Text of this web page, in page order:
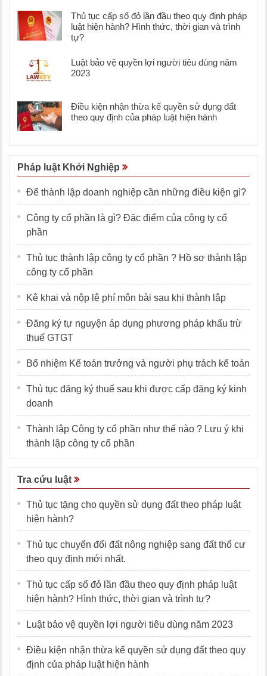
Thủ tục cấp sổ đỏ lần đầu theo quy định pháp
luật hiện hành? Hình thức, thời gian và trình
tự?
Luật bảo vệ quyền lợi người tiêu dùng năm
2023
Điều kiện nhận thừa kế quyền sử dụng đất
theo quy định của pháp luật hiện hành
Pháp luật Khởi Nghiệp
Để thành lập doanh nghiệp cần những điều kiện gì?
Công ty cổ phần là gì? Đặc điểm của công ty cổ
phần
Thủ tục thành lập công ty cổ phần ? Hồ sơ thành lập
công ty cổ phần
Kê khai và nộp lệ phí môn bài sau khi thành lập
Đăng ký tự nguyện áp dụng phương pháp khấu trừ
thuế GTGT
Bổ nhiệm Kế toán trưởng và người phụ trách kế toán
Thủ tục đăng ký thuế sau khi được cấp đăng ký kinh
doanh
Thành lập Công ty cổ phần như thế nào ? Lưu ý khi
thành lập công ty cổ phần
Tra cứu luật
Thủ tục tặng cho quyền sử dụng đất theo pháp luật
hiện hành?
Thủ tục chuyển đổi đất nông nghiệp sang đất thổ cư
theo quy định mới nhất.
Thủ tục cấp sổ đỏ lần đầu theo quy định pháp luật
hiện hành? Hình thức, thời gian và trình tự?
Luật bảo vệ quyền lợi người tiêu dùng năm 2023
Điều kiện nhận thừa kế quyền sử dụng đất theo quy
định của pháp luật hiện hành